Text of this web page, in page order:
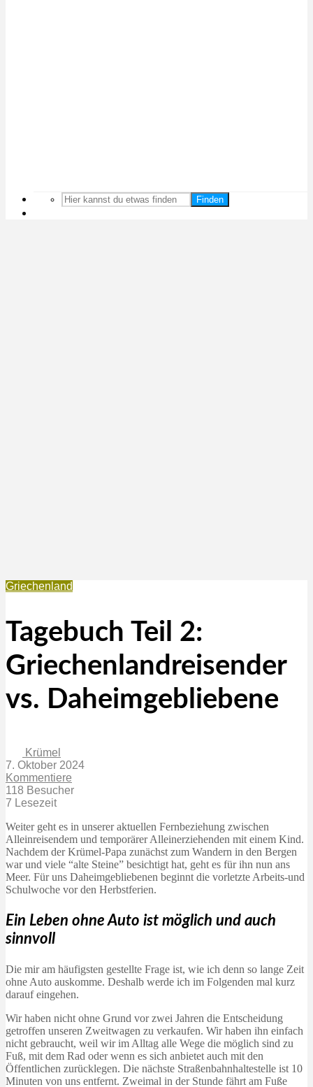
Finden
Griechenland
Tagebuch Teil 2:
Griechenlandreisender
vs. Daheimgebliebene
Krümel
7. Oktober 2024
Kommentiere
118 Besucher
7 Lesezeit
Weiter geht es in unserer aktuellen Fernbeziehung zwischen
Alleinreisendem und temporärer Alleinerziehenden mit einem Kind.
Nachdem der Krümel-Papa zunächst zum Wandern in den Bergen
war und viele “alte Steine” besichtigt hat, geht es für ihn nun ans
Meer. Für uns Daheimgebliebenen beginnt die vorletzte Arbeits-und
Schulwoche vor den Herbstferien.
Ein Leben ohne Auto ist möglich und auch
sinnvoll
Die mir am häufigsten gestellte Frage ist, wie ich denn so lange Zeit
ohne Auto auskomme. Deshalb werde ich im Folgenden mal kurz
darauf eingehen.
Wir haben nicht ohne Grund vor zwei Jahren die Entscheidung
getroffen unseren Zweitwagen zu verkaufen. Wir haben ihn einfach
nicht gebraucht, weil wir im Alltag alle Wege die möglich sind zu
Fuß, mit dem Rad oder wenn es sich anbietet auch mit den
Öffentlichen zurücklegen. Die nächste Straßenbahnhaltestelle ist 10
Minuten von uns entfernt. Zweimal in der Stunde fährt am Fuße